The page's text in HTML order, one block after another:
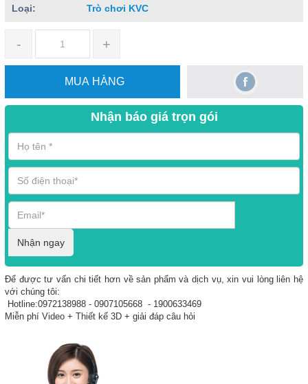
Loại:
Trò chơi KVC
- +
MUA HÀNG
Nhận báo giá trọn gói
Nhận ngay
Để được tư vấn chi tiết hơn về sản phẩm và dịch vụ, xin vui lòng liên hệ
với chúng tôi:
Hotline:0972138988 - 0907105668 - 1900633469
Miễn phí Video + Thiết kế 3D + giải đáp câu hỏi